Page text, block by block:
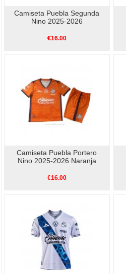
Camiseta Puebla Segunda
Nino 2025-2026
€16.00
Camiseta Puebla Portero
Nino 2025-2026 Naranja
€16.00